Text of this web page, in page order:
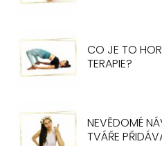
CO JE TO
TERAPIE?
NEVĚDOMÉ
TVÁŘE